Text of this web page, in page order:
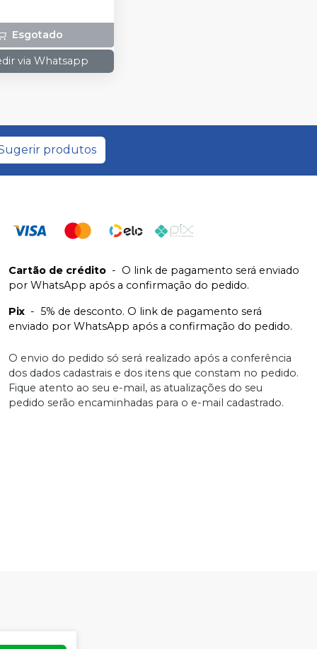
Esgotado
via Whatsapp
produtos
Cartão de crédito - O link de pagamento será enviado
por WhatsApp após a confirmação do pedido.
Pix - 5% de desconto. O link de pagamento será
enviado por WhatsApp após a confirmação do pedido.
O envio do pedido só será realizado após a conferência
dos dados cadastrais e dos itens que constam no pedido.
Fique atento ao seu e-mail, as atualizações do seu
pedido serão encaminhadas para o e-mail cadastrado.